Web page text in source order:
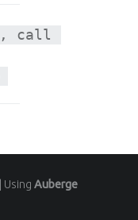
, call
Using Auberge